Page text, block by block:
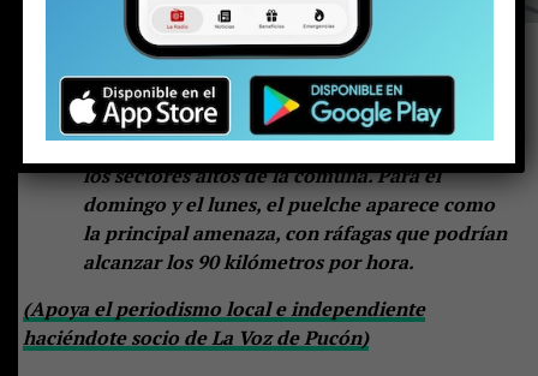
Hasta 60 centímetros de nieve se acumulan en
los sectores altos de la comuna. Para el
domingo y el lunes, el puelche aparece como
la principal amenaza, con ráfagas que podrían
alcanzar los 90 kilómetros por hora.
(Apoya el periodismo local e independiente
haciéndote socio de La Voz de Pucón)